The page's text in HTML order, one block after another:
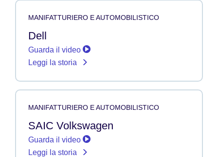
MANIFATTURIERO E AUTOMOBILISTICO
Dell
Guarda il video
Leggi la storia
MANIFATTURIERO E AUTOMOBILISTICO
SAIC Volkswagen
Guarda il video
Leggi la storia